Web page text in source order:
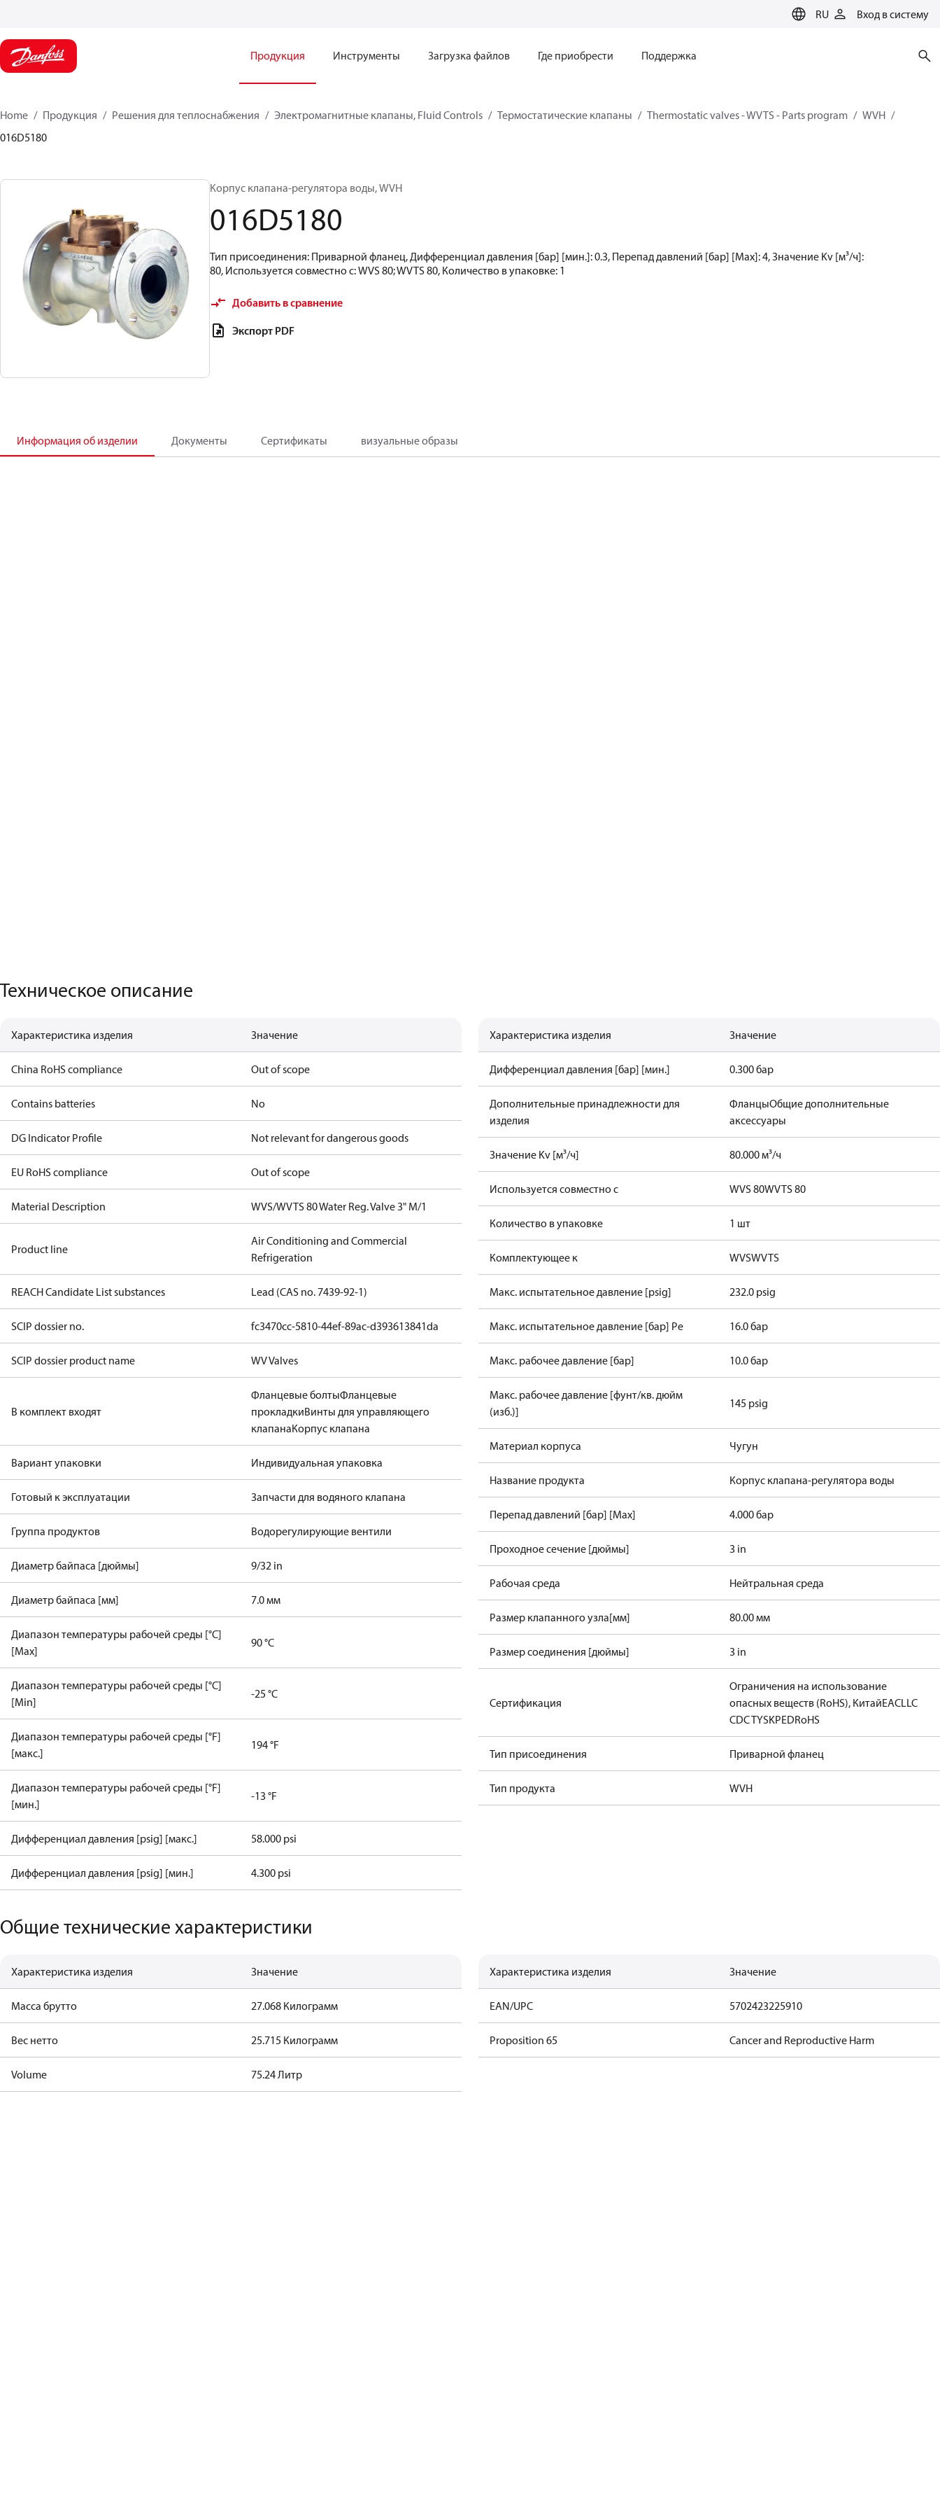
RU Вход в систему
Продукция Инструменты Загрузка файлов Где приобрести Поддержка
Home Продукция Решения для теплоснабжения Электромагнитные клапаны, Fluid Controls Термостатические клапаны Thermostatic valves - WVTS - Parts program
WVH
016D5180
Корпус клапана-регулятора воды, WVH
016D5180
Тип присоединения: Приварной фланец, Дифференциал давления [бар] [мин.]: 0.3, Перепад давлений [бар] [Max]: 4, Значение Kv [м³/ч]:
80, Используется совместно с: WVS 80; WVTS 80, Количество в упаковке: 1
Добавить в сравнение
Экспорт PDF
Информация об изделии Документы Сертификаты визуальные образы
Техническое описание
Характеристика изделия Значение
China RoHS compliance Out of scope
Contains batteries No
DG Indicator Profile Not relevant for dangerous goods
EU RoHS compliance Out of scope
Material Description WVS/WVTS 80 Water Reg. Valve 3" M/1
Product line
Air Conditioning and Commercial
Refrigeration
REACH Candidate List substances Lead (CAS no. 7439-92-1)
SCIP dossier no. fc3470cc-5810-44ef-89ac-d393613841da
SCIP dossier product name WV Valves
В комплект входят
Фланцевые болтыФланцевые
прокладкиВинты для управляющего
клапанаКорпус клапана
Вариант упаковки Индивидуальная упаковка
Готовый к эксплуатации Запчасти для водяного клапана
Группа продуктов Водорегулирующие вентили
Диаметр байпаса [дюймы] 9/32 in
Диаметр байпаса [мм] 7.0 мм
Диапазон температуры рабочей среды [°C]
[Max]
90 °C
Диапазон температуры рабочей среды [°C]
[Min]
-25 °C
Диапазон температуры рабочей среды [°F]
[макс.]
194 °F
Диапазон температуры рабочей среды [°F]
[мин.]
-13 °F
Дифференциал давления [psig] [макс.] 58.000 psi
Дифференциал давления [psig] [мин.] 4.300 psi
Характеристика изделия Значение
Дифференциал давления [бар] [мин.] 0.300 бар
Дополнительные принадлежности для
изделия
ФланцыОбщие дополнительные
аксессуары
Значение Kv [м³/ч] 80.000 м³/ч
Используется совместно с WVS 80WVTS 80
Количество в упаковке 1 шт
Комплектующее к WVSWVTS
Макс. испытательное давление [psig] 232.0 psig
Макс. испытательное давление [бар] Pe 16.0 бар
Макс. рабочее давление [бар] 10.0 бар
Макс. рабочее давление [фунт/кв. дюйм
(изб.)]
145 psig
Материал корпуса Чугун
Название продукта Корпус клапана-регулятора воды
Перепад давлений [бар] [Max] 4.000 бар
Проходное сечение [дюймы] 3 in
Рабочая среда Нейтральная среда
Размер клапанного узла[мм] 80.00 мм
Размер соединения [дюймы] 3 in
Сертификация
Ограничения на использование
опасных веществ (RoHS), КитайEACLLC
CDC TYSKPEDRoHS
Тип присоединения Приварной фланец
Тип продукта WVH
Общие технические характеристики
Характеристика изделия Значение
Масса брутто 27.068 Килограмм
Вес нетто 25.715 Килограмм
Volume 75.24 Литр
Характеристика изделия Значение
EAN/UPC 5702423225910
Proposition 65 Cancer and Reproductive Harm